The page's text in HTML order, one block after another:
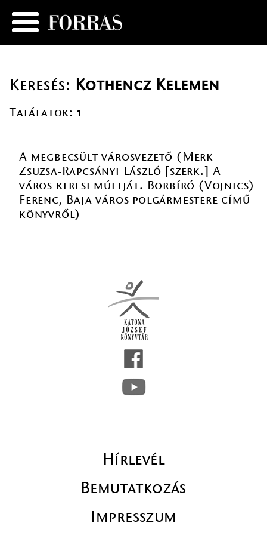
Keresés: Kothencz Kelemen
Találatok: 1
A megbecsült városvezető (Merk
Zsuzsa-Rapcsányi László [szerk.] A
város keresi múltját. Borbíró (Vojnics)
Ferenc, Baja város polgármestere című
könyvről)
Hírlevél
Bemutatkozás
Impresszum